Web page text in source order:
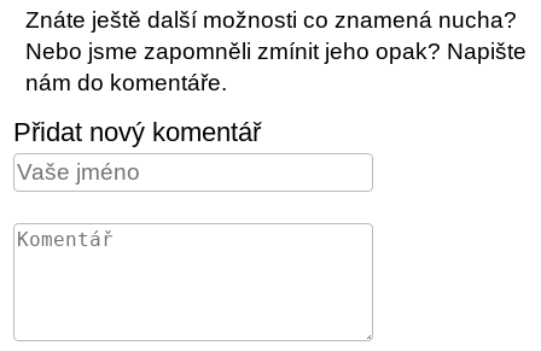
Znáte ještě další možnosti co znamená nucha?
Nebo jsme zapomněli zmínit jeho opak? Napište
nám do komentáře.
Přidat nový komentář